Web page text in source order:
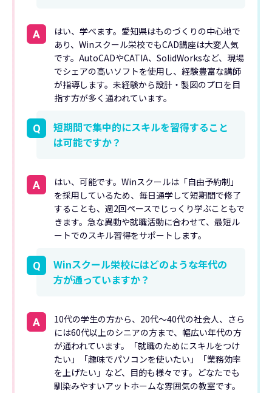
A
はい、学べます。愛知県はものづくりの中心地で
あり、Winスクール栄校でもCAD講座は大変人気
です。AutoCADやCATIA、SolidWorksなど、現場
でシェアの高いソフトを使用し、経験豊富な講師
が指導します。未経験から設計・製図のプロを目
指す方が多く通われています。
Q
短期間で集中的にスキルを習得すること
は可能ですか？
A
はい、可能です。Winスクールは「自由予約制」
を採用しているため、毎日通学して短期間で修了
することも、週2回ペースでじっくり学ぶこともで
きます。急な異動や就職活動に合わせて、最短ル
ートでのスキル習得をサポートします。
Q
Winスクール栄校にはどのような年代の
方が通っていますか？
A
10代の学生の方から、20代～40代の社会人、さら
には60代以上のシニアの方まで、幅広い年代の方
が通われています。「就職のためにスキルをつけ
たい」「趣味でパソコンを使いたい」「業務効率
を上げたい」など、目的も様々です。どなたでも
馴染みやすいアットホームな雰囲気の教室です。